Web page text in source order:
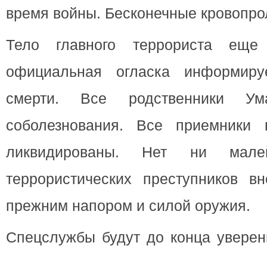
время войны. Бесконечные
Тело главного террориста
официальная огласка
смерти. Все родственники
соболезнования. Все приемники
ликвидированы. Нет ни
террористических преступников
прежним напором и силой оружия.
Спецслужбы будут до конца